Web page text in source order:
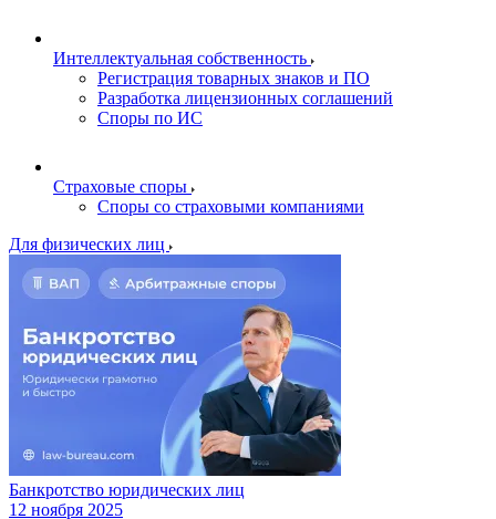
Интеллектуальная собственность
Регистрация товарных знаков и ПО
Разработка лицензионных соглашений
Споры по ИС
Страховые споры
Споры со страховыми компаниями
Для физических лиц
Банкротство юридических лиц
12 ноября 2025